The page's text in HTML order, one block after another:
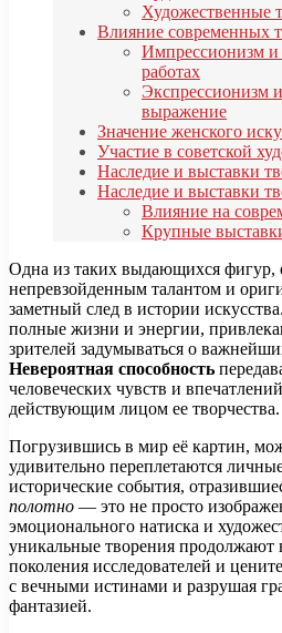
Художественные
Влияние современных
Импрессионизм и
работах
Экспрессионизм
выражение
Значение женского
Участие в советской
Наследие и выставки
Наследие и выставки
Влияние на
Крупные
Одна из таких выдающихся фигур,
непревзойденным талантом и
заметный след в истории
полные жизни и энергии,
зрителей задумываться о
Невероятная способность
человеческих чувств и
действующим лицом ее творчества.
Погрузившись в мир её картин,
удивительно переплетаются
исторические события,
полотно — это не просто
эмоционального натиска и
уникальные творения продолжают
поколения исследователей и
с вечными истинами и разрушая
фантазией.